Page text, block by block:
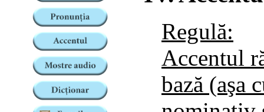
Regulă:
Accentul
bază (aşa